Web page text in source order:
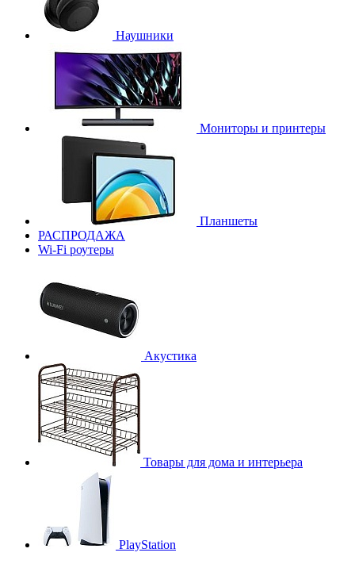
Наушники
Мониторы и принтеры
Планшеты
РАСПРОДАЖА
Wi-Fi роутеры
Акустика
Товары для дома и интерьера
PlayStation